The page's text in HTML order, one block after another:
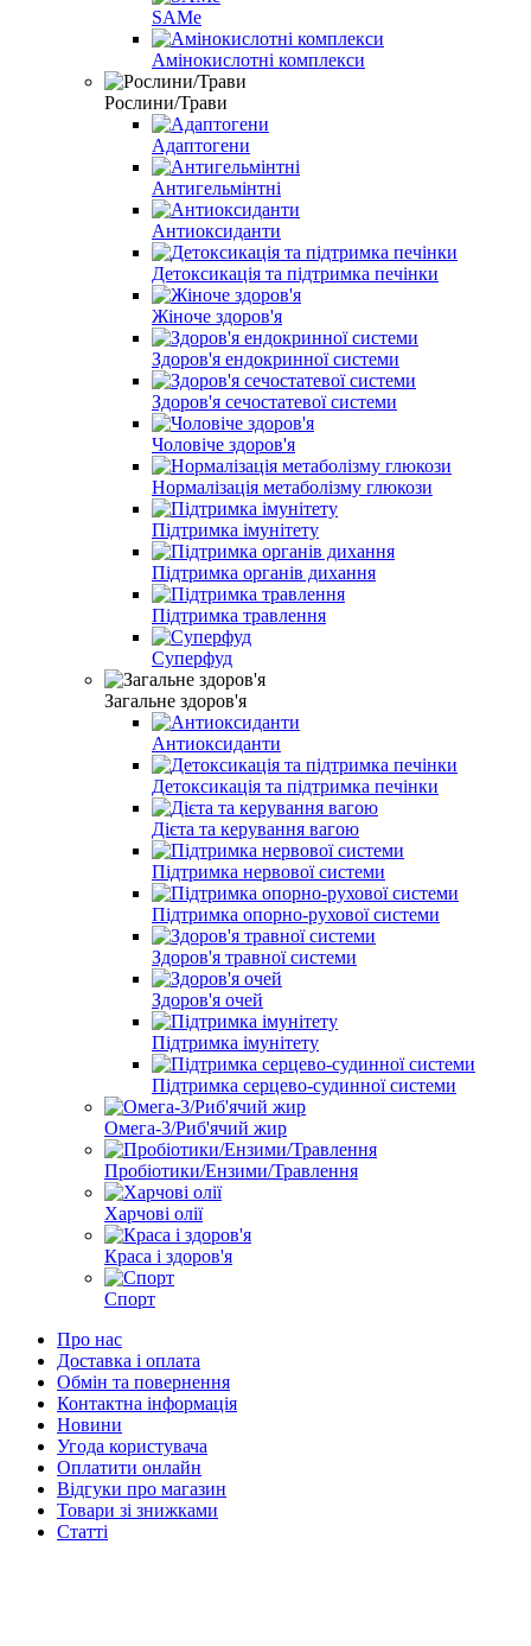
SAMe
Амінокислотні комплекси
Рослини/Трави
Адаптогени
Антигельмінтні
Антиоксиданти
Детоксикація та підтримка печінки
Жіноче здоров'я
Здоров'я ендокринної системи
Здоров'я сечостатевої системи
Чоловіче здоров'я
Нормалізація метаболізму глюкози
Підтримка імунітету
Підтримка органів дихання
Підтримка травлення
Суперфуд
Загальне здоров'я
Антиоксиданти
Детоксикація та підтримка печінки
Дієта та керування вагою
Підтримка нервової системи
Підтримка опорно-рухової системи
Здоров'я травної системи
Здоров'я очей
Підтримка імунітету
Підтримка серцево-судинної системи
Омега-3/Риб'ячий жир
Пробіотики/Ензими/Травлення
Харчові олії
Краса і здоров'я
Спорт
Про нас
Доставка і оплата
Обмін та повернення
Контактна інформація
Новини
Угода користувача
Оплатити онлайн
Відгуки про магазин
Товари зі знижками
Статті